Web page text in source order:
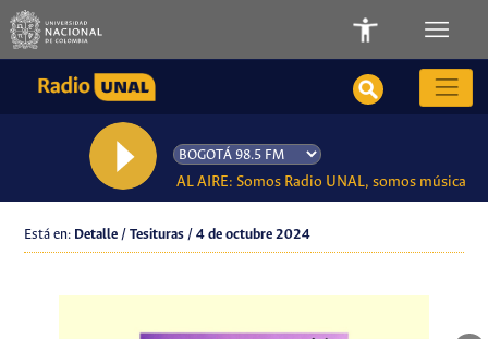
AL AIRE: Somos Radio UNAL, somos música
Está en: Detalle / Tesituras / 4 de octubre 2024